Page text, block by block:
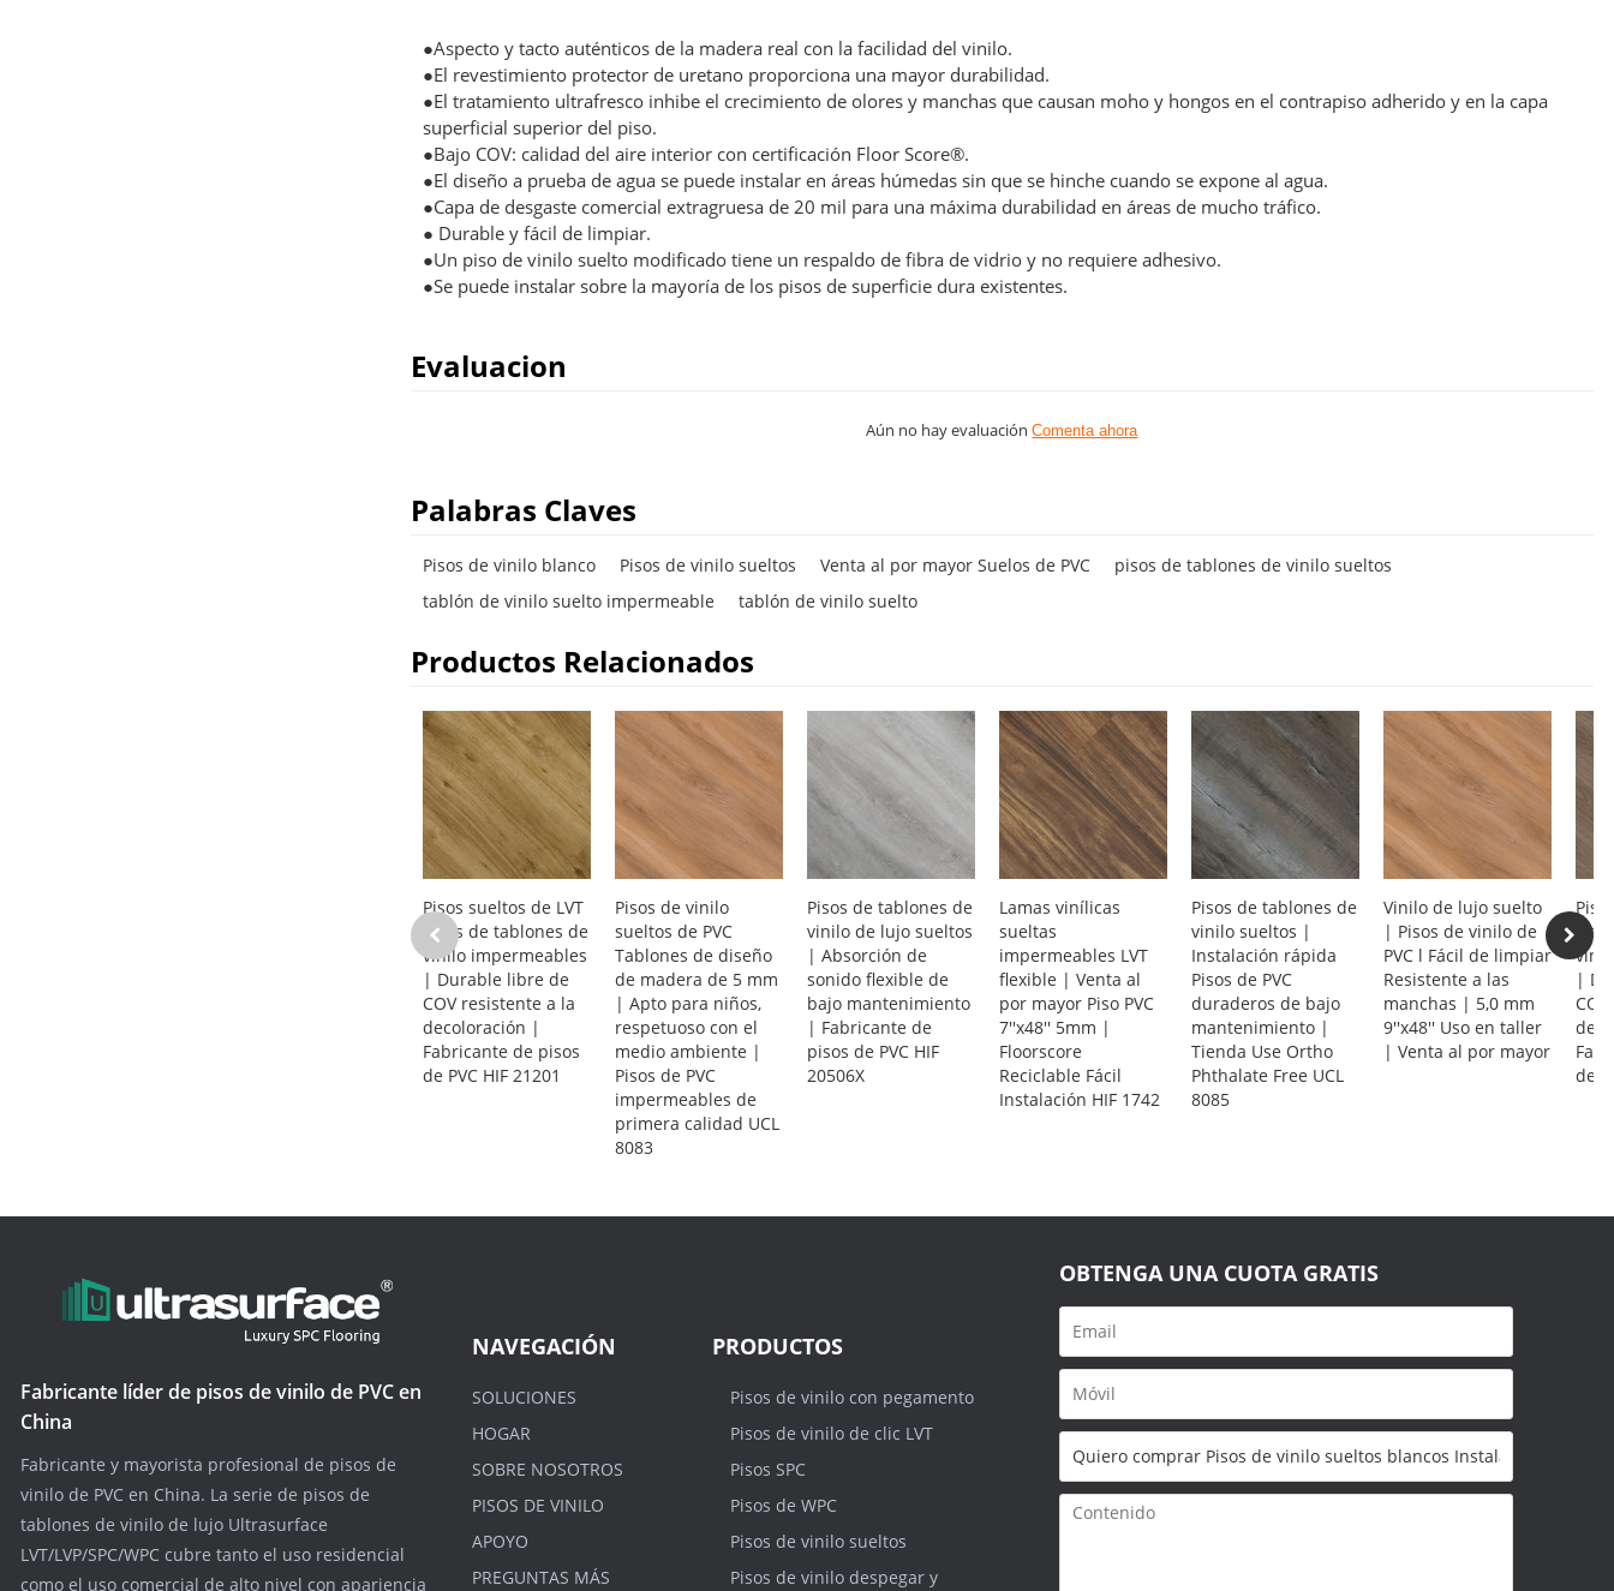
●Aspecto y tacto auténticos de la madera real con la facilidad del vinilo.
●El revestimiento protector de uretano proporciona una mayor durabilidad.
●El tratamiento ultrafresco inhibe el crecimiento de olores y manchas que causan moho y hongos en el contrapiso adherido y en la capa
superficial superior del piso.
●Bajo COV: calidad del aire interior con certificación Floor Score®.
●El diseño a prueba de agua se puede instalar en áreas húmedas sin que se hinche cuando se expone al agua.
●Capa de desgaste comercial extragruesa de 20 mil para una máxima durabilidad en áreas de mucho tráfico.
● Durable y fácil de limpiar.
●Un piso de vinilo suelto modificado tiene un respaldo de fibra de vidrio y no requiere adhesivo.
●Se puede instalar sobre la mayoría de los pisos de superficie dura existentes.
Evaluacion
Aún no hay evaluaciónComenta ahora
Palabras Claves
Pisos de vinilo blanco Pisos de vinilo sueltos Venta al por mayor Suelos de PVC
pisos de tablones de vinilo sueltos
tablón de vinilo suelto impermeable
tablón de vinilo suelto
Productos Relacionados
Pisos sueltos de LVT
Pisos de tablones de
vinilo impermeables
| Durable libre de
COV resistente a la
decoloración |
Fabricante de pisos
de PVC HIF 21201
Pisos de vinilo
sueltos de PVC
Tablones de diseño
de madera de 5 mm
| Apto para niños,
respetuoso con el
medio ambiente |
Pisos de PVC
impermeables de
primera calidad UCL
8083
Pisos de tablones de
vinilo de lujo sueltos
| Absorción de
sonido flexible de
bajo mantenimiento
| Fabricante de
pisos de PVC HIF
20506X
Lamas vinílicas
sueltas
impermeables LVT
flexible | Venta al
por mayor Piso PVC
7''x48'' 5mm |
Floorscore
Reciclable Fácil
Instalación HIF 1742
Pisos de tablones de
vinilo sueltos |
Instalación rápida
Pisos de PVC
duraderos de bajo
mantenimiento |
Tienda Use Ortho
Phthalate Free UCL
8085
Vinilo de lujo suelto
| Pisos de vinilo de
PVC l Fácil de limpiar
Resistente a las
manchas | 5,0 mm
9''x48'' Uso en taller
| Venta al por mayor
|
de
Fabricante líder de pisos de vinilo de PVC en
China
Fabricante y mayorista profesional de pisos de
vinilo de PVC en China. La serie de pisos de
tablones de vinilo de lujo Ultrasurface
LVT/LVP/SPC/WPC cubre tanto el uso residencial
como el uso comercial de alto nivel con apariencia
NAVEGACIÓN
SOLUCIONES
HOGAR
SOBRE NOSOTROS
PISOS DE VINILO
APOYO
PREGUNTAS MÁS
PRODUCTOS
Pisos de vinilo con pegamento
Pisos de vinilo de clic LVT
Pisos SPC
Pisos de WPC
Pisos de vinilo sueltos
Pisos de vinilo despegar y
OBTENGA UNA CUOTA GRATIS